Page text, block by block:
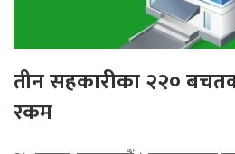
तीन सहकारीका २२०
रकम